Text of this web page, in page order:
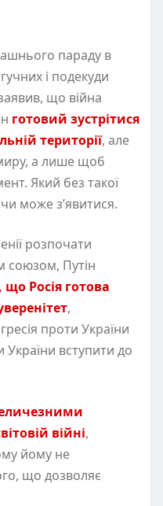
параду в
і подекуди
що війна
готовий зустрітися
території, але
а лише щоб
Який без такої
може з’явитися.
розпочати
союзом, Путін
що Росія готова
,
проти України
вступити до
війні,
йому не
що дозволяє